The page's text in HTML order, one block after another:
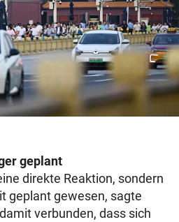
geplant
direkte Reaktion, sondern
geplant gewesen, sagte
verbunden, dass sich